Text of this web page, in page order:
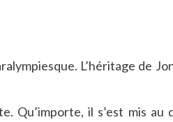
L’héritage de
il s’est mis au